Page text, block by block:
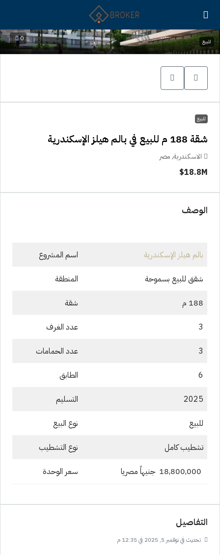
0 للبيع
للبيع
شقة 188 م للبيع في بالم هيلز الإسكندرية
الاسكندرية, مصر
18.8M$
الوصف
بالم هيلز الإسكندرية اسم المشروع
شقق للبيع بسموحة المنطقة
188 م شقة
3 عدد الغرف
3 عدد الحمامات
6 الطابق
2025 التسليم
للبيع نوع البيع
تشطيب كامل نوع التشطيب
سعر الوحدة
التفاصيل
تحديث في نوفمبر 5, 2025 في 12:35 م